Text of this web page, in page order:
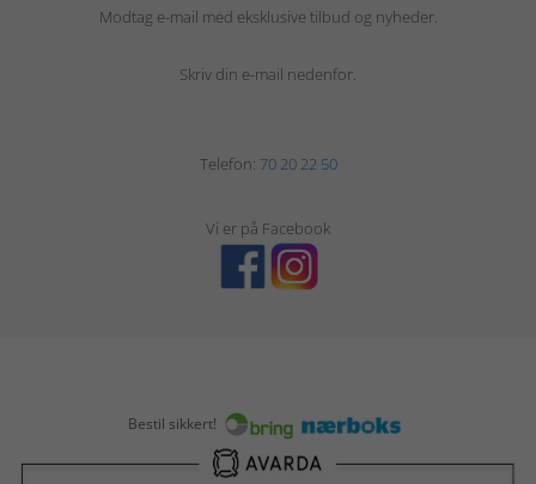
Modtag e-mail med eksklusive tilbud og nyheder.
Skriv din e-mail nedenfor.
Telefon: 70 20 22 50
Vi er på Facebook
Bestil sikkert!